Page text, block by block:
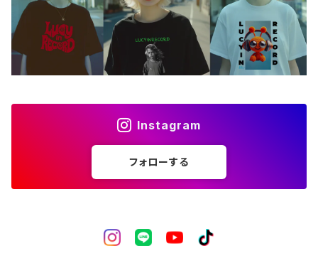
アートワーク
フォトカード
ライフスタイル
Instagram
フォローする